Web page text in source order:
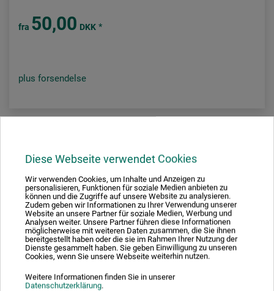
Diese Webseite verwendet Cookies
Wir verwenden Cookies, um Inhalte und Anzeigen zu
personalisieren, Funktionen für soziale Medien anbieten zu
können und die Zugriffe auf unsere Website zu analysieren.
Zudem geben wir Informationen zu Ihrer Verwendung unserer
Website an unsere Partner für soziale Medien, Werbung und
Analysen weiter. Unsere Partner führen diese Informationen
möglicherweise mit weiteren Daten zusammen, die Sie ihnen
bereitgestellt haben oder die sie im Rahmen Ihrer Nutzung der
Dienste gesammelt haben. Sie geben Einwilligung zu unseren
Cookies, wenn Sie unsere Webseite weiterhin nutzen.
Weitere Informationen finden Sie in unserer
Datenschutzerklärung.
fra 50,00 DKK *
plus forsendelse